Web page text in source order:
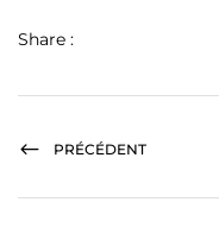
Share :
PRÉCÉDENT